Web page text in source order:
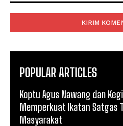
POPULAR ARTICLES
Koptu Agus Nawang dan
Memperkuat Ikatan Satgas
Masyarakat